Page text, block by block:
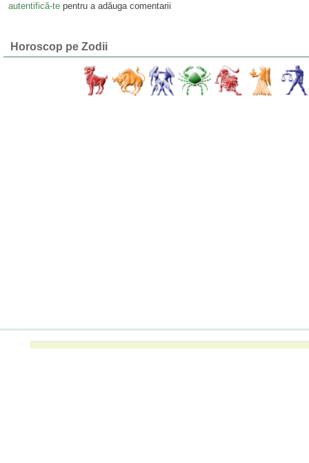
autentifică-tepentru a adăuga comentarii
Horoscop pe Zodii